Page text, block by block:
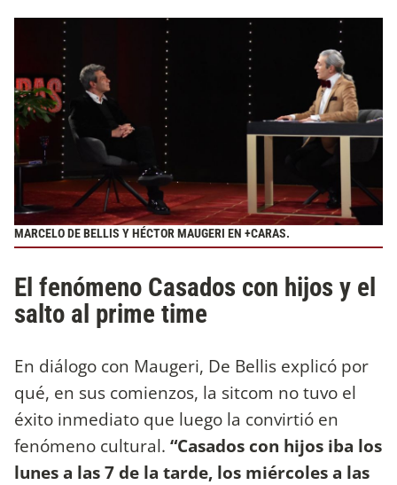
MARCELO DE BELLIS Y HÉCTOR MAUGERI EN +CARAS.
El fenómeno Casados con hijos y el
salto al prime time
En diálogo con Maugeri, De Bellis explicó por
qué, en sus comienzos, la sitcom no tuvo el
éxito inmediato que luego la convirtió en
fenómeno cultural. “Casados con hijos iba los
lunes a las 7 de la tarde, los miércoles a las